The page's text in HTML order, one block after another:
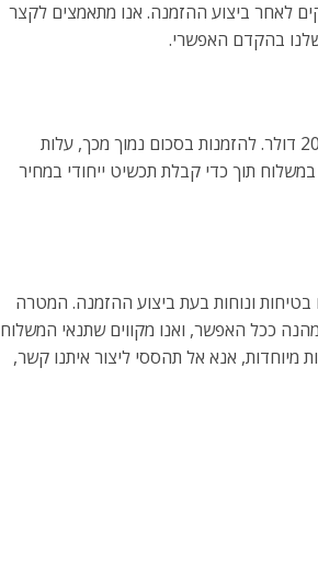
שלנו נמסרות בין 7 ל-20 ימי עסקים לאחר ביצוע ההזמנה. אנו מתאמצים לקצר
בהקדם האפשרי.
אנו שמחים להציע משלוח חינם להזמנות מעל 200 דולר. להזמנות בסכום נמוך מכך, עלות
לחסוך במשלוח תוך כדי קבלת תכשיט ייחודי במחיר
ונוחות בעת ביצוע ההזמנה. המטרה
ככל האפשר, ואנו מקווים שתנאי המשלוח
מיוחדות, אנא אל תהססי ליצור איתנו קשר,